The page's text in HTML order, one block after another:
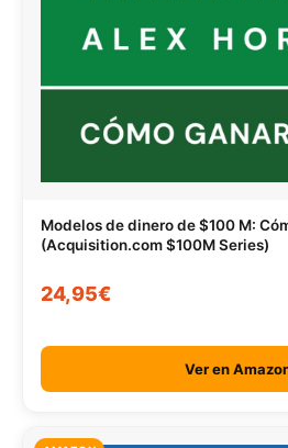
Modelos de dinero de $100 M:
(Acquisition.com $100M Series)
24,95€
Ver en